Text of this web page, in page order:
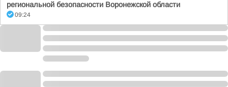
региональной безопасности Воронежской области
09:24